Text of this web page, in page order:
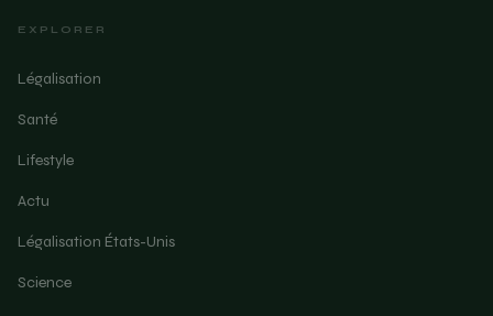
EXPLORER
Légalisation
Santé
Lifestyle
Actu
Légalisation États-Unis
Science